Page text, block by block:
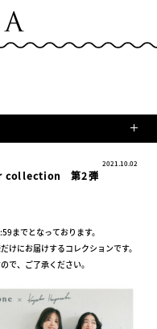
2021.10.02
collection 第2弾
までとなっております。
けにお届けするコレクションです。
で、ご了承ください。